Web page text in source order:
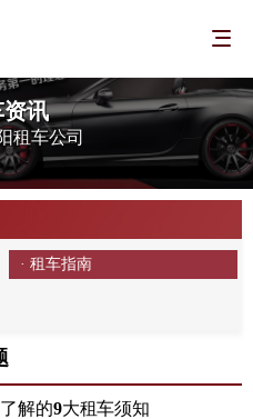
讯
租车公司
· 租车指南
解的9大租车须知